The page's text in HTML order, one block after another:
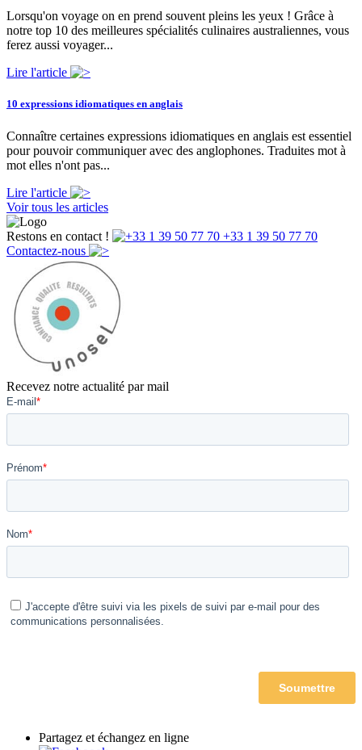
Lorsqu'on voyage on en prend souvent pleins les yeux ! Grâce à
notre top 10 des meilleures spécialités culinaires australiennes, vous
ferez aussi voyager...
Lire l'article
10 expressions idiomatiques en anglais
Connaître certaines expressions idiomatiques en anglais est essentiel
pour pouvoir communiquer avec des anglophones. Traduites mot à
mot elles n'ont pas...
Lire l'article
Voir tous les articles
Restons en contact !
+33 1 39 50 77 70
Contactez-nous
Recevez notre actualité par mail
Partagez et échangez en ligne